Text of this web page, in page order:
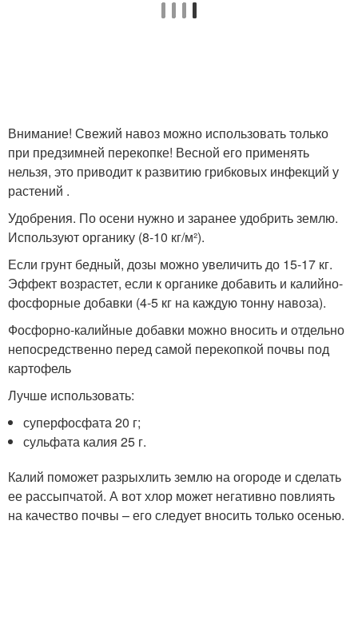
Внимание! Свежий навоз можно использовать только
при предзимней перекопке! Весной его применять
нельзя, это приводит к развитию грибковых инфекций у
растений .
Удобрения. По осени нужно и заранее удобрить землю.
Используют органику (8-10 кг/м²).
Если грунт бедный, дозы можно увеличить до 15-17 кг.
Эффект возрастет, если к органике добавить и калийно-
фосфорные добавки (4-5 кг на каждую тонну навоза).
Фосфорно-калийные добавки можно вносить и отдельно
непосредственно перед самой перекопкой почвы под
картофель
Лучше использовать:
суперфосфата 20 г;
сульфата калия 25 г.
Калий поможет разрыхлить землю на огороде и сделать
ее рассыпчатой. А вот хлор может негативно повлиять
на качество почвы – его следует вносить только осенью.